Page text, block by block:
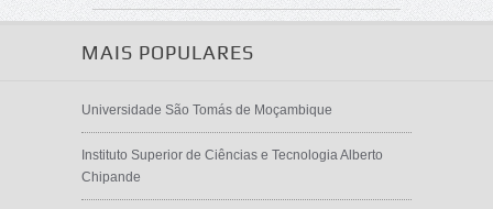
MAIS POPULARES
Universidade São Tomás de Moçambique
Instituto Superior de Ciências e Tecnologia Alberto
Chipande